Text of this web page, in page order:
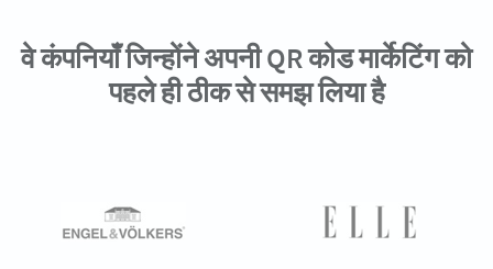
वे कंपनियाँ जिन्होंने अपनी QR कोड मार्केटिंग को
पहले ही ठीक से समझ लिया है